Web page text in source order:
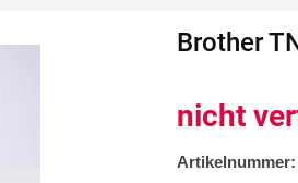
Brother
nicht
Artikelnummer: